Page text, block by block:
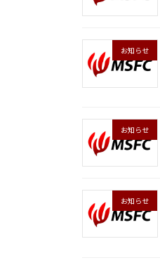
お知らせ
お知らせ
お知らせ